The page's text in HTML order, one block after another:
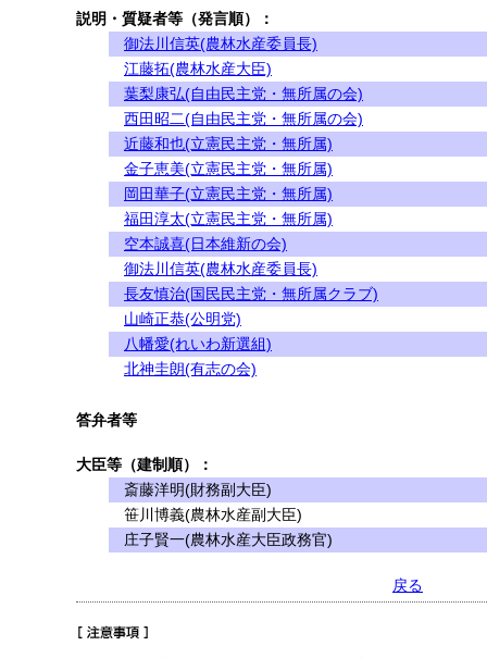
説明・質疑者等（発言順）：
御法川信英(農林水産委員長)
江藤拓(農林水産大臣)
葉梨康弘(自由民主党・無所属の会)
西田昭二(自由民主党・無所属の会)
近藤和也(立憲民主党・無所属)
金子恵美(立憲民主党・無所属)
岡田華子(立憲民主党・無所属)
福田淳太(立憲民主党・無所属)
空本誠喜(日本維新の会)
御法川信英(農林水産委員長)
長友慎治(国民民主党・無所属クラブ)
山崎正恭(公明党)
八幡愛(れいわ新選組)
北神圭朗(有志の会)
答弁者等
大臣等（建制順）：
斎藤洋明(財務副大臣)
笹川博義(農林水産副大臣)
庄子賢一(農林水産大臣政務官)
戻る